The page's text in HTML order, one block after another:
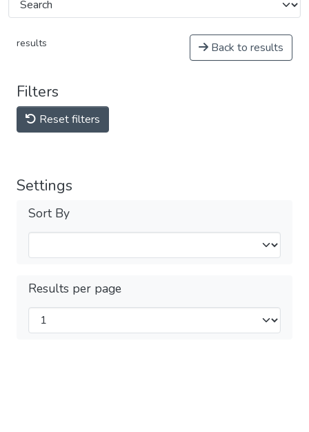
results Back to results
Filters
Reset filters
Settings
Sort By
Results per page